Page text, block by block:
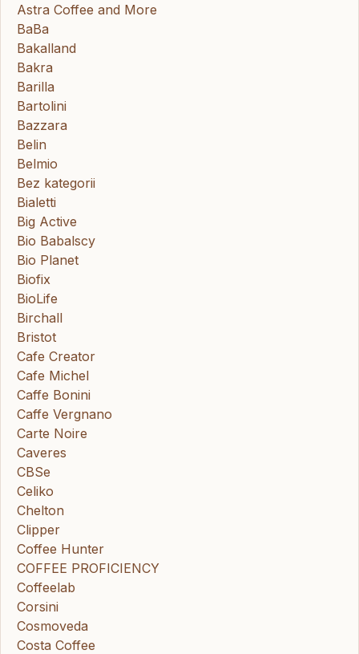
Astra Coffee and More
BaBa
Bakalland
Bakra
Barilla
Bartolini
Bazzara
Belin
Belmio
Bez kategorii
Bialetti
Big Active
Bio Babalscy
Bio Planet
Biofix
BioLife
Birchall
Bristot
Cafe Creator
Cafe Michel
Caffe Bonini
Caffe Vergnano
Carte Noire
Caveres
CBSe
Celiko
Chelton
Clipper
Coffee Hunter
COFFEE PROFICIENCY
Coffeelab
Corsini
Cosmoveda
Costa Coffee